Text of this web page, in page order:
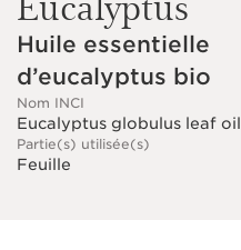
Huile essentielle
d’eucalyptus bio
Nom INCI
Eucalyptus globulus leaf oil
Partie(s) utilisée(s)
Feuille